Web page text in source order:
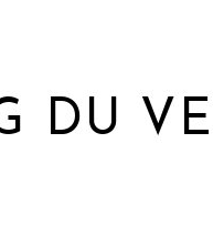
DU